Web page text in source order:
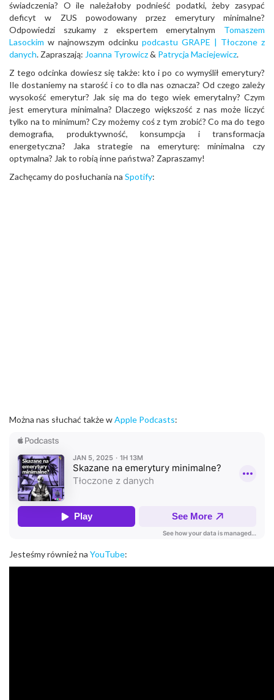
świadczenia? O ile należałoby podnieść podatki, żeby zasypać
deficyt w ZUS powodowany przez emerytury minimalne?
Odpowiedzi szukamy z ekspertem emerytalnym Tomaszem
Lasockim w najnowszym odcinku podcastu GRAPE | Tłoczone z
danych. Zapraszają: Joanna Tyrowicz& Patrycja Maciejewicz.
Z tego odcinka dowiesz się także: kto i po co wymyślił emerytury?
Ile dostaniemy na starość i co to dla nas oznacza? Od czego zależy
wysokość emerytur? Jak się ma do tego wiek emerytalny? Czym
jest emerytura minimalna? Dlaczego większość z nas może liczyć
tylko na to minimum? Czy możemy coś z tym zrobić? Co ma do tego
demografia, produktywność, konsumpcja i transformacja
energetyczna? Jaka strategie na emeryturę: minimalna czy
optymalna? Jak to robią inne państwa? Zapraszamy!
Zachęcamy do posłuchania na Spotify:
Można nas słuchać także wApple Podcasts:
Jesteśmy również na YouTube: